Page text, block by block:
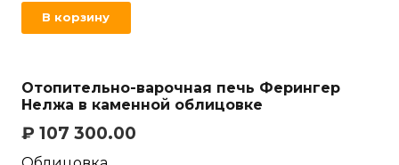
В корзину
Отопительно-варочная печь Ферингер
Нелжа в каменной облицовке
₽ 107 300.00